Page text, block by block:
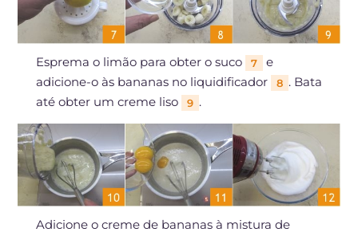
Esprema o limão para obter o suco 7
e
adicione-o às bananas no liquidificador
8 . Bata
até obter um creme liso
9 .
Adicione o creme de bananas à mistura de